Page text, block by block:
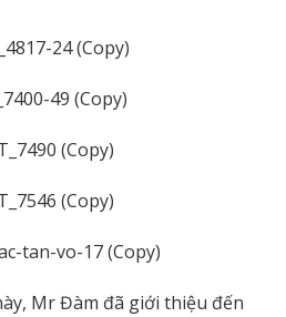
Mr Đàm đã giới thiệu đến